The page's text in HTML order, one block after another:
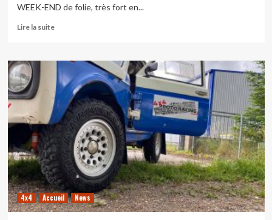
et
septembre
WEEK-END de folie, très fort en...
Lire la suiteEn
sur
Remerciements
TT
24H
2020
4x4 Accueil News